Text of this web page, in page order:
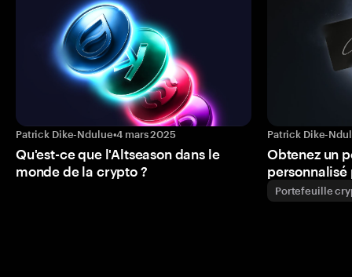
Patrick Dike-Ndulue•4 mars 2025
Qu'est-ce que l'Altseason dans le
monde de la crypto ?
Patrick Dike-
Obtenez un
personnalisé
Portefeuille